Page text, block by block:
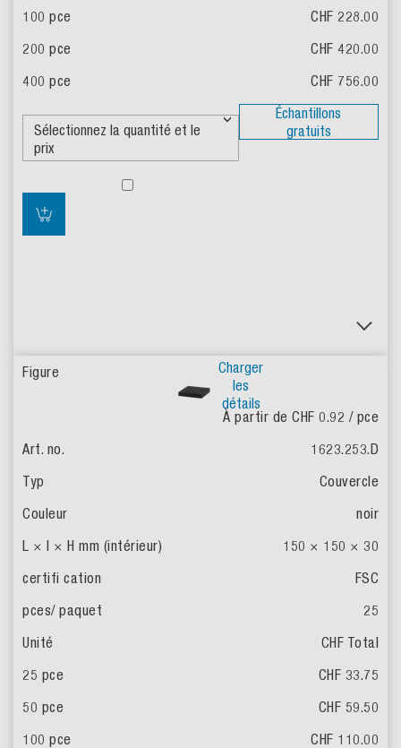
CHF 228.00
CHF 420.00
CHF 756.00
Échantillons
gratuits
Charger
les
détails
À partir de CHF 0.92 / pce
1623.253.D
Couvercle
noir
150 × 150 × 30
FSC
25
CHF Total
CHF 33.75
CHF 59.50
CHF 110.00